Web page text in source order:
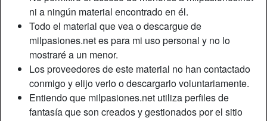
ni a ningún material encontrado en él.
Todo el material que vea o descargue de
milpasiones.net es para mi uso personal y no lo
mostraré a un menor.
Los proveedores de este material no han contactado
conmigo y elijo verlo o descargarlo voluntariamente.
Entiendo que milpasiones.net utiliza perfiles de
fantasía que son creados y gestionados por el sitio